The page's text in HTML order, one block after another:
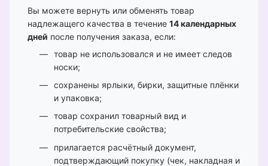
Вы можете вернуть или обменять товар
надлежащего качества в течение 14 календарных
дней после получения заказа, если:
товар не использовался и не имеет следов
носки;
сохранены ярлыки, бирки, защитные плёнки
и упаковка;
товар сохранил товарный вид и
потребительские свойства;
прилагается расчётный документ,
подтверждающий покупку (чек, накладная и